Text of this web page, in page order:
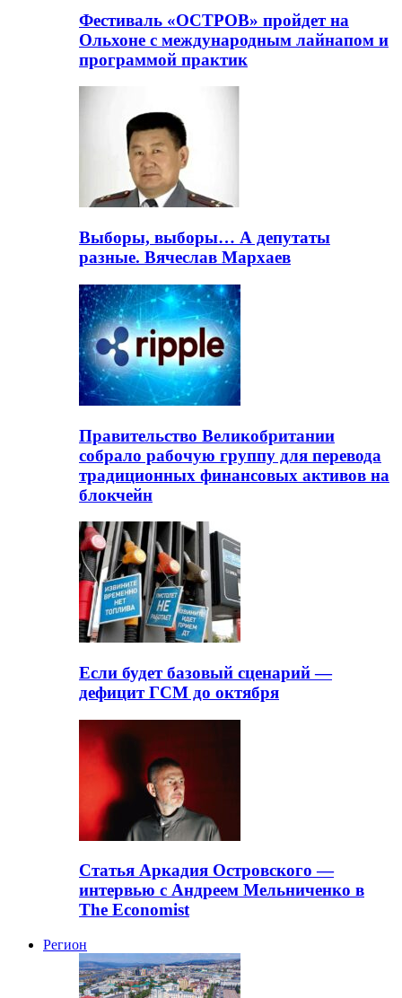
Фестиваль «ОСТРОВ» пройдет на
Ольхоне с международным лайнапом и
программой практик
Выборы, выборы… А депутаты
разные. Вячеслав Мархаев
Правительство Великобритании
собрало рабочую группу для перевода
традиционных финансовых активов на
блокчейн
Если будет базовый сценарий —
дефицит ГСМ до октября
Статья Аркадия Островского —
интервью с Андреем Мельниченко в
The Economist
Регион